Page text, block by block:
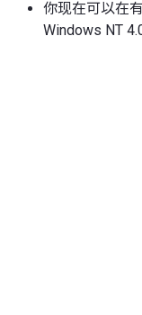
你现在可以在
Windows NT